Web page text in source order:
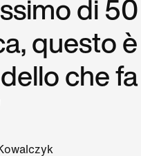
di
questo
che